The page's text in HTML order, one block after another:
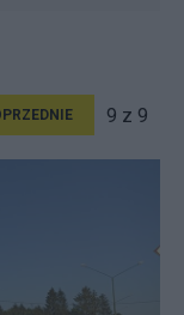
9 z 9